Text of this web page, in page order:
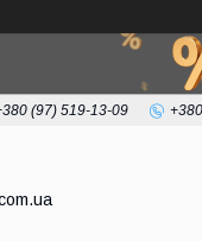
(97) 519-13-09